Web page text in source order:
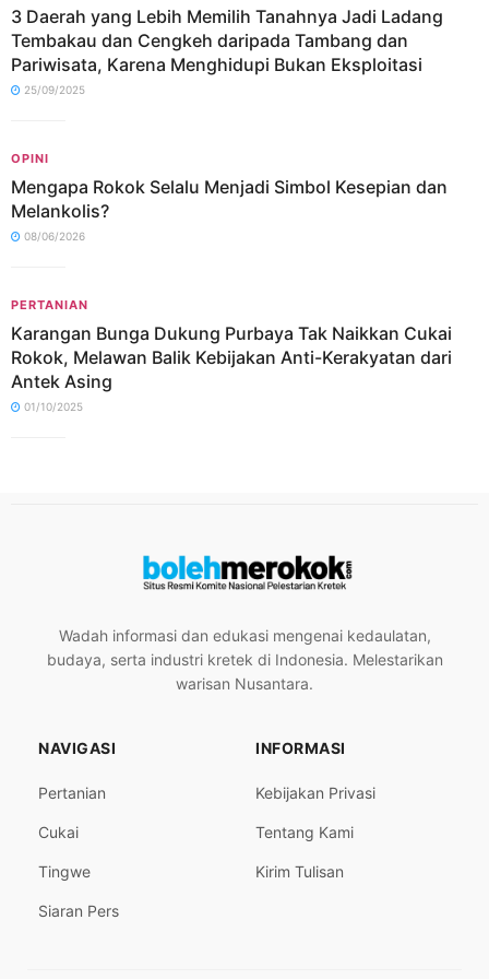
3 Daerah yang Lebih Memilih Tanahnya Jadi Ladang
Tembakau dan Cengkeh daripada Tambang dan
Pariwisata, Karena Menghidupi Bukan Eksploitasi
25/09/2025
OPINI
Mengapa Rokok Selalu Menjadi Simbol Kesepian dan
Melankolis?
08/06/2026
PERTANIAN
Karangan Bunga Dukung Purbaya Tak Naikkan Cukai
Rokok, Melawan Balik Kebijakan Anti-Kerakyatan dari
Antek Asing
01/10/2025
Wadah informasi dan edukasi mengenai kedaulatan,
budaya, serta industri kretek di Indonesia. Melestarikan
warisan Nusantara.
NAVIGASI
Pertanian
Cukai
Tingwe
Siaran Pers
INFORMASI
Kebijakan Privasi
Tentang Kami
Kirim Tulisan